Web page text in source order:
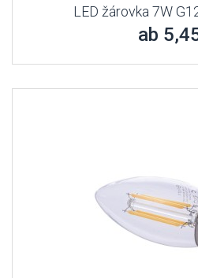
LED žárovka 7W
ab